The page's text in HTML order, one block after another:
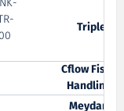
Triplex
Cflow Fish
Handling
Meydam